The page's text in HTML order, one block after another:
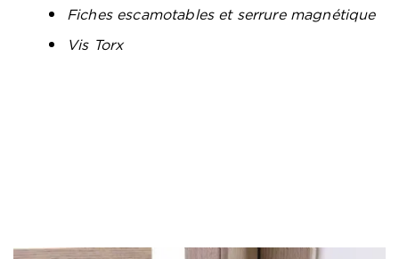
Fiches escamotables et serrure magnétique
Vis Torx